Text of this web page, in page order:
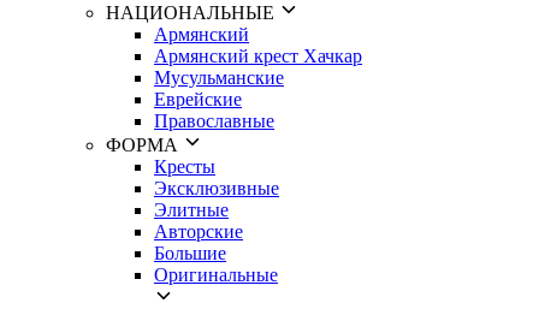
НАЦИОНАЛЬНЫЕ
Армянский
Армянский крест Хачкар
Мусульманские
Еврейские
Православные
ФОРМА
Кресты
Эксклюзивные
Элитные
Авторские
Большие
Оригинальные